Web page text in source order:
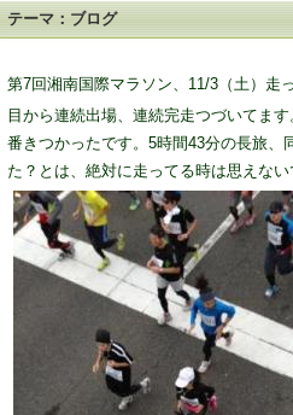
テーマ： ブログ
第7回湘南国際マラソン、11/3（土）走
目から連続出場、連続完走つづいてま
番きつかったです。5時間43分の長旅、
た？とは、絶対に走ってる時は思えない